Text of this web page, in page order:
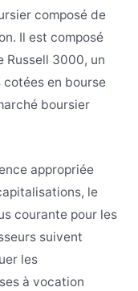
composé de
Il est composé
Russell 3000, un
en bourse
boursier
appropriée
le
courante pour les
suivent
les
à vocation